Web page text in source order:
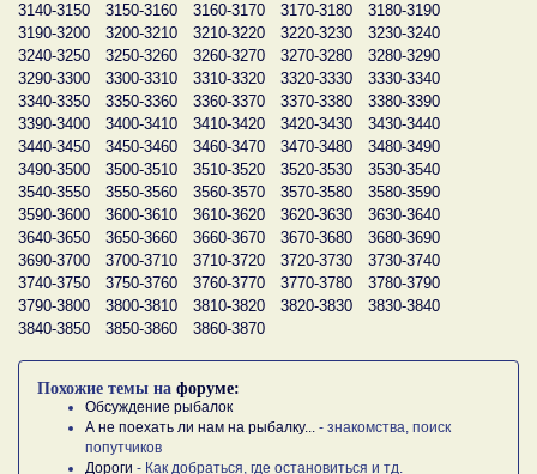
3140-3150
3150-3160 3160-3170 3170-3180
3180-3190
3190-3200
3200-3210 3210-3220 3220-3230
3230-3240
3240-3250
3250-3260 3260-3270 3270-3280
3280-3290
3290-3300
3300-3310 3310-3320 3320-3330
3330-3340
3340-3350
3350-3360 3360-3370 3370-3380
3380-3390
3390-3400
3400-3410 3410-3420 3420-3430
3430-3440
3440-3450
3450-3460 3460-3470 3470-3480
3480-3490
3490-3500
3500-3510 3510-3520 3520-3530
3530-3540
3540-3550
3550-3560 3560-3570 3570-3580
3580-3590
3590-3600
3600-3610 3610-3620 3620-3630
3630-3640
3640-3650
3650-3660 3660-3670 3670-3680
3680-3690
3690-3700
3700-3710 3710-3720 3720-3730
3730-3740
3740-3750
3750-3760 3760-3770 3770-3780
3780-3790
3790-3800
3800-3810 3810-3820 3820-3830
3830-3840
3840-3850
3850-3860 3860-3870
Похожие темы на форуме:
Обсуждение рыбалок
А не поехать ли нам на рыбалку... - знакомства, поиск
попутчиков
Дороги - Как добраться, где остановиться и тд.